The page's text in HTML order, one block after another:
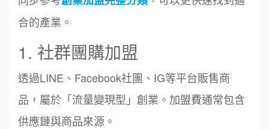
合的產業。
1. 社群團購加盟
透過LINE、Facebook社團、IG等平台販售商
品，屬於「流量變現型」創業。加盟費通常包含
供應鏈與商品來源。